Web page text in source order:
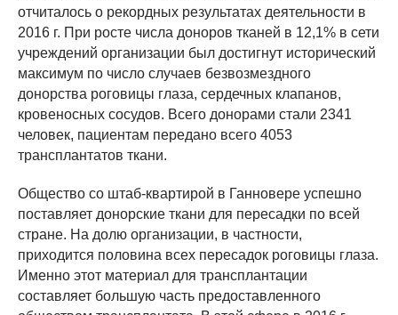
отчиталось о рекордных результатах деятельности в
2016 г. При росте числа доноров тканей в 12,1% в сети
учреждений организации был достигнут исторический
максимум по число случаев безвозмездного
донорства роговицы глаза, сердечных клапанов,
кровеносных сосудов. Всего донорами стали 2341
человек, пациентам передано всего 4053
трансплантатов ткани.
Общество со штаб-квартирой в Ганновере успешно
поставляет донорские ткани для пересадки по всей
стране. На долю организации, в частности,
приходится половина всех пересадок роговицы глаза.
Именно этот материал для трансплантации
составляет большую часть предоставленного